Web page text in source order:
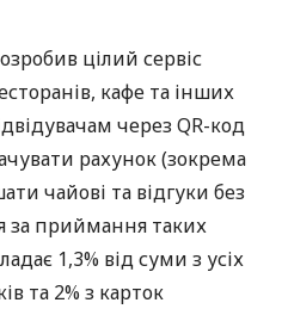
цілий сервіс
кафе та інших
через QR-код
рахунок (зокрема
чайові та відгуки без
за приймання таких
1,3% від суми з усіх
та 2% з карток